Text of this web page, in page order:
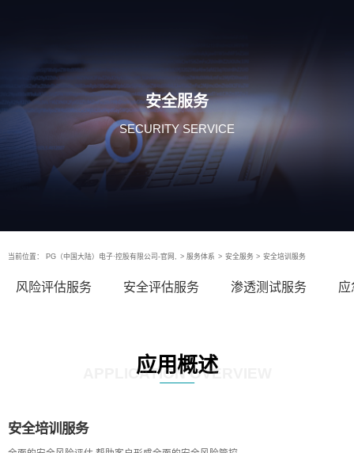
安全服务
SECURITY SERVICE
当前位置： PG（中国大陆）电子·控股有限公司-官网, > 服务体系 > 安全服务 > 安全培训服务
风险评估服务 安全评估服务 渗透测试服务 应
应用概述
APPLICATION OVERVIEW
安全培训服务